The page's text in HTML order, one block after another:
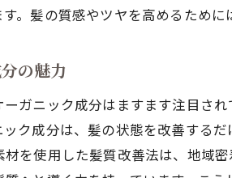
。髪の質感やツヤを高めるため
の魅力
ガニック成分はますます注目さ
ク成分は、髪の状態を改善する
を使用した髪質改善法は、地域